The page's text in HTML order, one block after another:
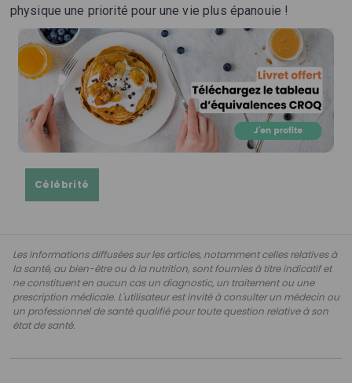
physique une priorité pour une vie plus épanouie !
Célébrité
Les informations diffusées sur les articles, notamment celles relatives à
la santé, au bien-être ou à la nutrition, sont fournies à titre indicatif et
ne constituent en aucun cas un diagnostic, un traitement ou une
prescription médicale. L'utilisateur est invité à consulter un médecin ou
un professionnel de santé qualifié pour toute question relative à son
état de santé.